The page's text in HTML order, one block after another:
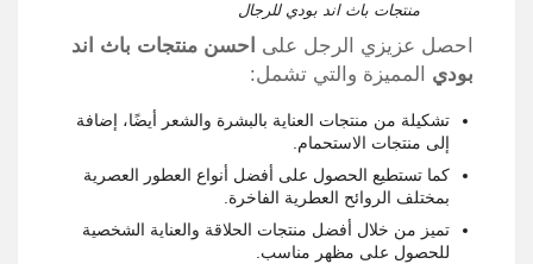
منتجات باث اند بودي للرجال
احصل عزيزي الرجل على احسن منتجات باث اند
بودي المميزة والتي تشمل:
تشكيلة من منتجات العناية بالبشرة والشعر أيضًا، إضافة
إلى منتجات الاستحمام.
كما تستطيع الحصول على أفضل أنواع العطور العصرية
بمختلف الروائح العطرية الفاخرة.
تميز من خلال أفضل منتجات الحلاقة والعناية الشخصية
للحصول على مظهر مناسب.